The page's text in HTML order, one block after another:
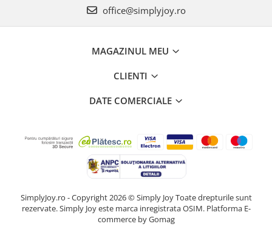
office@simplyjoy.ro
MAGAZINUL MEU
CLIENTI
DATE COMERCIALE
SimplyJoy.ro - Copyright 2026 © Simply Joy Toate drepturile sunt
rezervate. Simply Joy este marca inregistrata OSIM. Platforma E-
commerce by Gomag